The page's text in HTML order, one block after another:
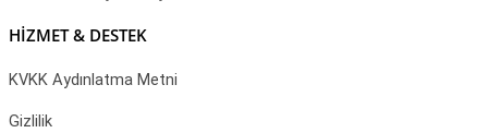
HİZMET & DESTEK
KVKK Aydınlatma Metni
Gizlilik